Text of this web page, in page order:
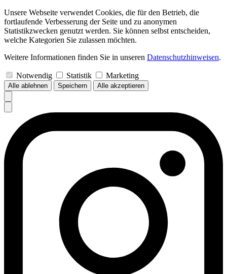
Unsere Webseite verwendet Cookies, die für den Betrieb, die
fortlaufende Verbesserung der Seite und zu anonymen
Statistikzwecken genutzt werden. Sie können selbst entscheiden,
welche Kategorien Sie zulassen möchten.
Weitere Informationen finden Sie in unseren Datenschutzhinweisen.
Notwendig Statistik Marketing
Alle ablehnen Speichern Alle akzeptieren